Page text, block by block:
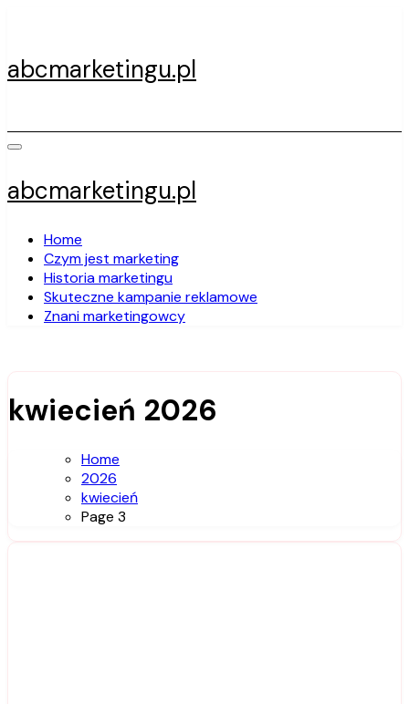
abcmarketingu.pl
abcmarketingu.pl
Home
Czym jest marketing
Historia marketingu
Skuteczne kampanie reklamowe
Znani marketingowcy
kwiecień 2026
Home
2026
kwiecień
Page 3